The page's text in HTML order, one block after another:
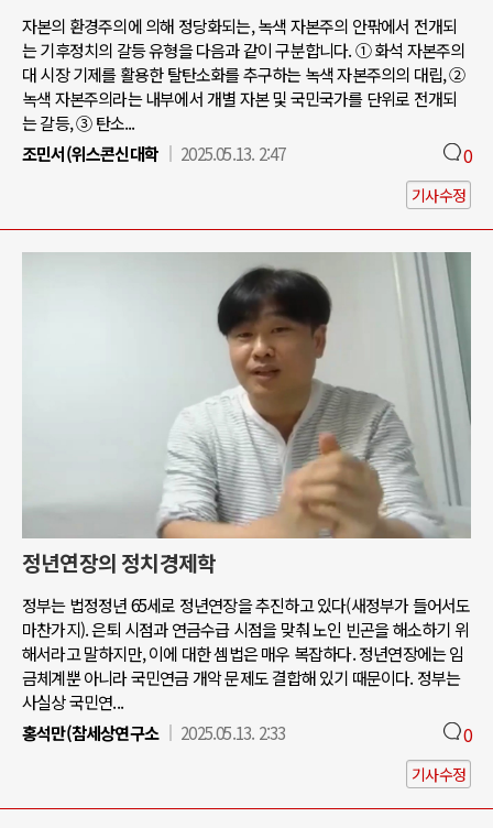
자본의 환경주의에 의해 정당화되는, 녹색 자본주의 안팎에서 전개되
는 기후정치의 갈등 유형을 다음과 같이 구분합니다. ① 화석 자본주의
대 시장 기제를 활용한 탈탄소화를 추구하는 녹색 자본주의의 대립, ②
녹색 자본주의라는 내부에서 개별 자본 및 국민국가를 단위로 전개되
는 갈등, ③ 탄소...
조민서(위스콘신대학
2025.05.13. 2:47 0
기사수정
정년연장의 정치경제학
정부는 법정정년 65세로 정년연장을 추진하고 있다(새정부가 들어서도
마찬가지). 은퇴 시점과 연금수급 시점을 맞춰 노인 빈곤을 해소하기 위
해서라고 말하지만, 이에 대한 셈법은 매우 복잡하다. 정년연장에는 임
금체계뿐 아니라 국민연금 개악 문제도 결합해 있기 때문이다. 정부는
사실상 국민연...
홍석만(참세상연구소
2025.05.13. 2:33 0
기사수정